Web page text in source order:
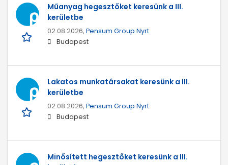
Műanyag hegesztőket keresünk a III.
kerületbe
02.08.2026, Pensum Group Nyrt
Budapest
Lakatos munkatársakat keresünk a III.
kerületbe
02.08.2026, Pensum Group Nyrt
Budapest
Minősített hegesztőket keresünk a III.